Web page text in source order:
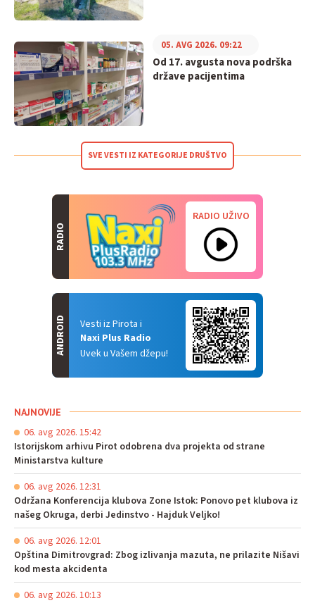
Od 17. avgusta nova podrška
države pacijentima
05. AVG 2026. 09:22
SVE VESTI IZ KATEGORIJE DRUŠTVO
RADIO
RADIO UŽIVO
Vesti iz Pirota i
Naxi Plus Radio
Uvek u Vašem džepu!
ANDROID
NAJNOVIJE
06. avg 2026. 15:42
Istorijskom arhivu Pirot odobrena dva projekta od strane
Ministarstva kulture
06. avg 2026. 12:31
Održana Konferencija klubova Zone Istok: Ponovo pet klubova iz
našeg Okruga, derbi Jedinstvo - Hajduk Veljko!
06. avg 2026. 12:01
Opština Dimitrovgrad: Zbog izlivanja mazuta, ne prilazite Nišavi
kod mesta akcidenta
06. avg 2026. 10:13